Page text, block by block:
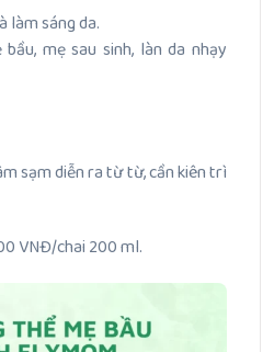
làm sáng da.
mẹ sau sinh, làn da nhạy
sạm diễn ra từ từ, cần kiên trì
VNĐ/chai 200 ml.